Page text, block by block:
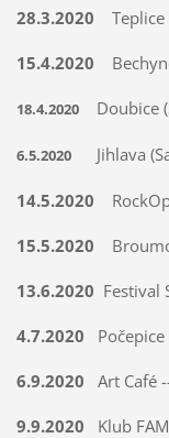
28.3.2020 Teplice
15.4.2020
18.4.2020 Doubice
6.5.2020 Jihlava
14.5.2020
15.5.2020
13.6.2020 Festival
4.7.2020
6.9.2020 Art Café
9.9.2020 Klub